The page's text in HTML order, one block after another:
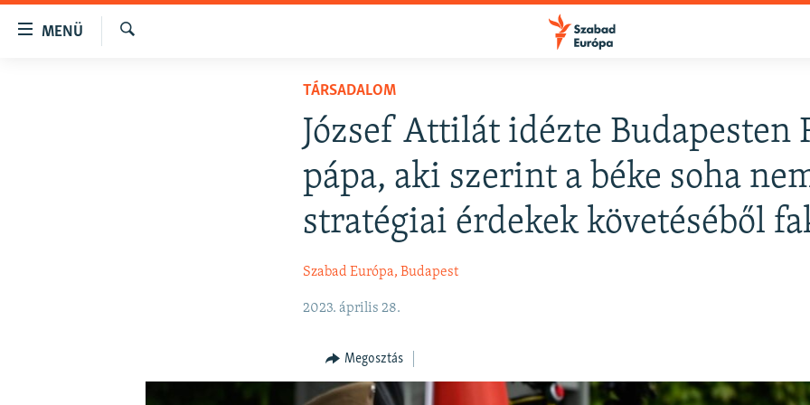
Akadálymentes
MENÜ
TÁRSADALOM
József Attilát idézte Budapesten
pápa, aki szerint a béke soha
stratégiai érdekek követéséből
Szabad Európa, Budapest
2023. április 28.
Megosztás
FELIRATKOZÁS
Apple Podcasts